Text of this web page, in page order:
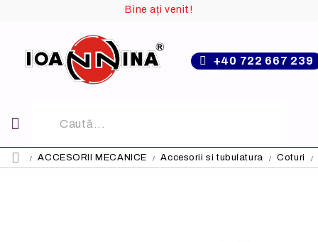
Bine ați venit!
+40 722 667 239
ACCESORII MECANICE Accesorii si tubulatura Coturi